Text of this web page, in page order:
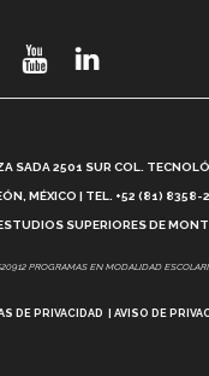
(video)
es el Modelo Educativo
Tec: Feminismo e
SADA 2501 SUR COL.
MÉXICO | TEL. +52 (81)
SUPERIORES DE
PROGRAMAS EN MODALIDAD
DE PRIVACIDAD AVISO DE